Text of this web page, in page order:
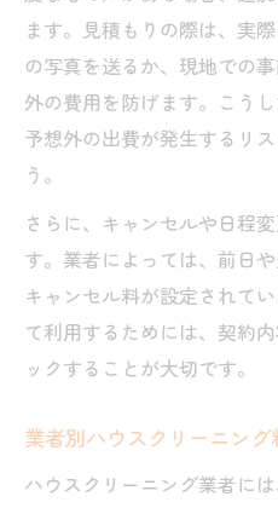
ます。見積もりの際は、実
の写真を送るか、現地での
外の費用を防げます。こう
予想外の出費が発生するリ
う。
さらに、キャンセルや日程
す。業者によっては、前日
キャンセル料が設定されて
て利用するためには、契約
ックすることが大切です。
業者別ハウスクリーニン
ハウスクリーニング業者に